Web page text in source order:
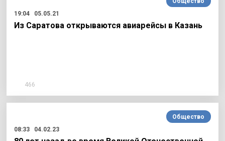
19:04
05.05.21
Из Саратова открываются авиарейсы в Казань
466
Общество
08:33
04.02.23